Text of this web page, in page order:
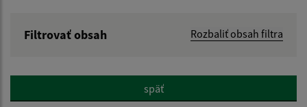
Filtrovať obsah Rozbaliť obsah filtra
Popis:
späť